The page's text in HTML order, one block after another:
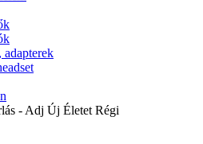
- Adj Új Életet Régi